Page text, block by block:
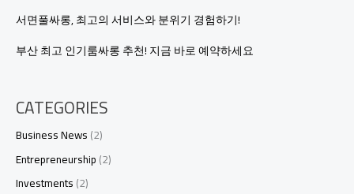
서면풀싸롱, 최고의 서비스와 분위기 경험하기!
부산 최고 인기룸싸롱 추천! 지금 바로 예약하세요
CATEGORIES
Business News(2)
Entrepreneurship(2)
Investments(2)